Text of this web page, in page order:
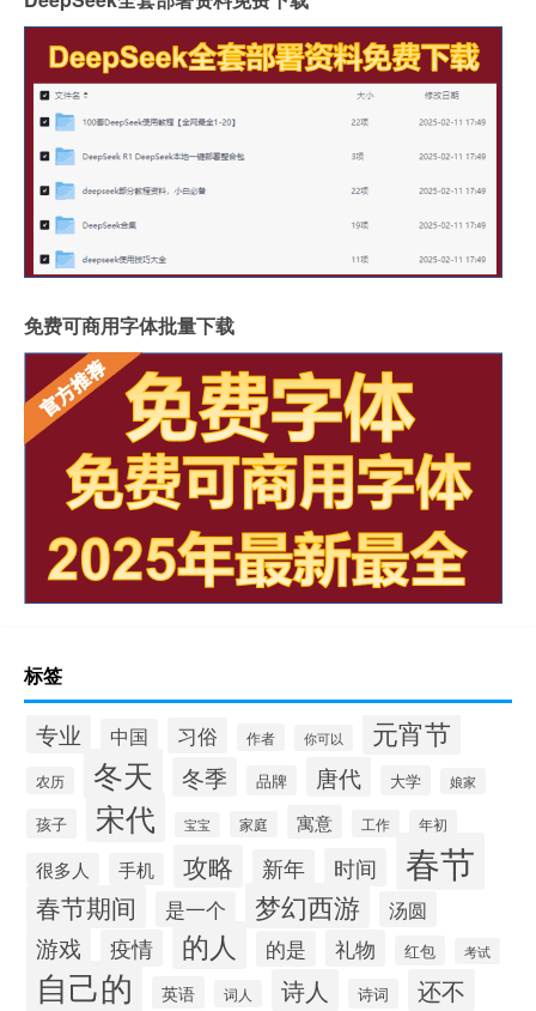
免费可商用字体批量下载
标签
专业 中国 习俗 作者 你可以 元宵节
农历 冬天 冬季 品牌 唐代 大学 娘家
孩子 宋代 宝宝 家庭 寓意 工作 年初
很多人 手机 攻略 新年 时间 春节
春节期间 是一个 梦幻西游 汤圆
游戏 疫情 的人 的是 礼物 红包 考试
自己的 英语 词人 诗人 诗词 还不